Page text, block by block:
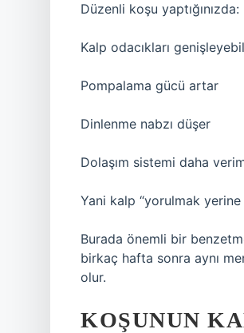
Düzenli koşu yaptığınızda:
Kalp odacıkları
Pompalama gücü artar
Dinlenme nabzı düşer
Dolaşım sistemi daha
Yani kalp “yorulmak yerine
Burada önemli bir
birkaç hafta sonra aynı
olur.
KOŞUNUN